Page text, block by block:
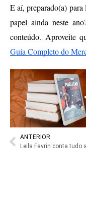
E aí, preparado(a) para
papel ainda neste
Guia Completo do
ANTERIOR